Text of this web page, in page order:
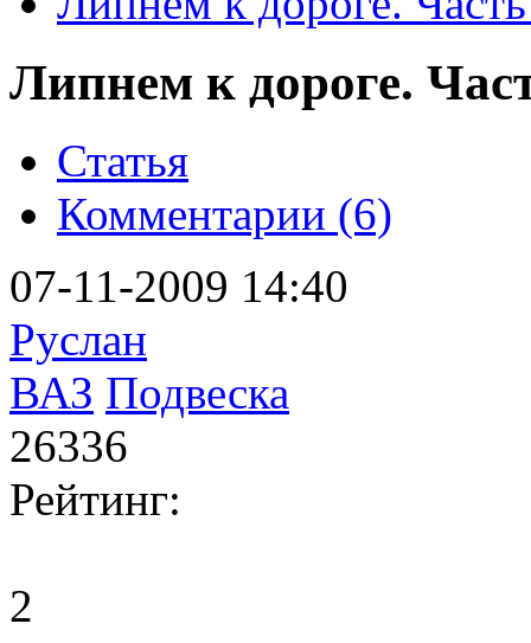
Липнем к дороге.
Статья
Комментарии (6)
07-11-2009 14:40
Руслан
ВАЗ Подвеска
26336
Рейтинг:
2